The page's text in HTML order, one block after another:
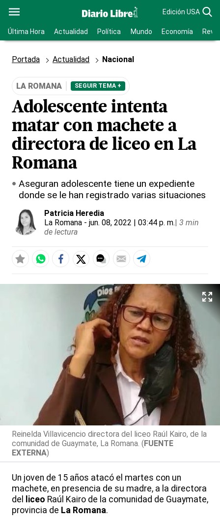
Edición USA
Última Hora Actualidad Política Mundo Economía
Portada Actualidad Nacional
LA ROMANA SEGUIR TEMA +
Adolescente intenta
matar con machete a
directora de liceo en La
Romana
Aseguran adolescente tiene un expediente
donde se le han registrado varias situaciones
Patricia Heredia
La Romana - jun. 08, 2022 | 03:44 p. m.| 3 min
de lectura
Reinelda Villavicencio directora del liceo Raúl Kairo, de la
comunidad de Guaymate, La Romana. (FUENTE
EXTERNA)
Un joven de 15 años atacó el martes con un
machete, en presencia de su madre, a la directora
del
liceo Raúl Kairo de la comunidad de Guaymate,
provincia de La Romana.